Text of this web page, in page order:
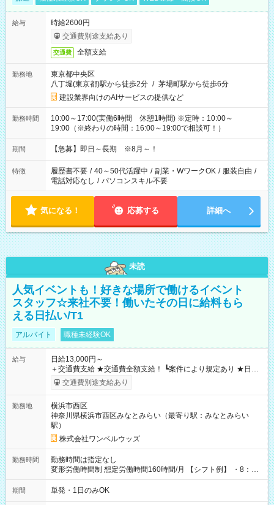
給与
時給2600円
交通費別途支給あり
交通費 全額支給
勤務地
東京都中央区
八丁堀(東京都)駅から徒歩2分 / 茅場町駅から徒歩6分
建設業界向けのAIサービスの提供など
勤務時間
10:00～17:00(実働6時間 休憩1時間) ※定時：10:00～
19:00（※終わりの時間：16:00～19:00で相談可！）
期間 【急募】即日～長期 ※8月～！
特徴 履歴書不要 / 40～50代活躍中 / 副業・WワークOK / 服装自由 /
電話対応なし / パソコンスキル不要
気になる！ 応募する 詳細へ
未読
人気イベントも！好きな場所で働けるイベント
スタッフ☆来社不要！働いたその日に給料もら
える日払い/T1
アルバイト 職種未経験OK
給与
日給13,000円～
＋交通費支給 ★交通費全額支給！ ┗案件により規定あり ★日払
いOK！（規定あり） ┗働いたその日に現金GET♪ お仕事後はコ
ンビニATMから 日払い分を引き落とせます！ 【試用期間】試
交通費別途支給あり
勤務地
横浜市西区
神奈川県横浜市西区みなとみらい（最寄り駅：みなとみらい
駅）
株式会社ワンベルウッズ
勤務時間
勤務時間は指定なし
変形労働時間制 想定労働時間160時間/月 【シフト例】 ・8：00
～21：00
期間 単発・1日のみOK